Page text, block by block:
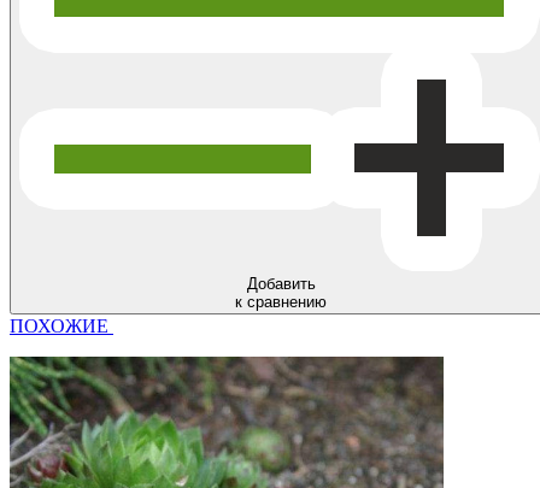
Добавить
к сравнению
ПОХОЖИЕ